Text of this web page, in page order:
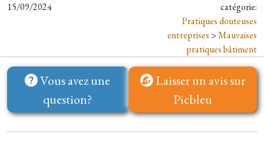
15/09/2024
catégorie:
Pratiques douteuses
entreprises >Mauvaises
pratiques bâtiment
Vous avez une
question?
Laisser un avis sur
Picbleu